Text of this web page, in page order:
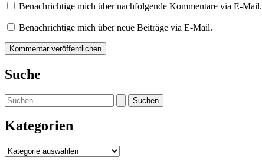
Benachrichtige mich über nachfolgende Kommentare via E-Mail.
Benachrichtige mich über neue Beiträge via E-Mail.
Suche
Suchen
nach:
Kategorien
Kategorien